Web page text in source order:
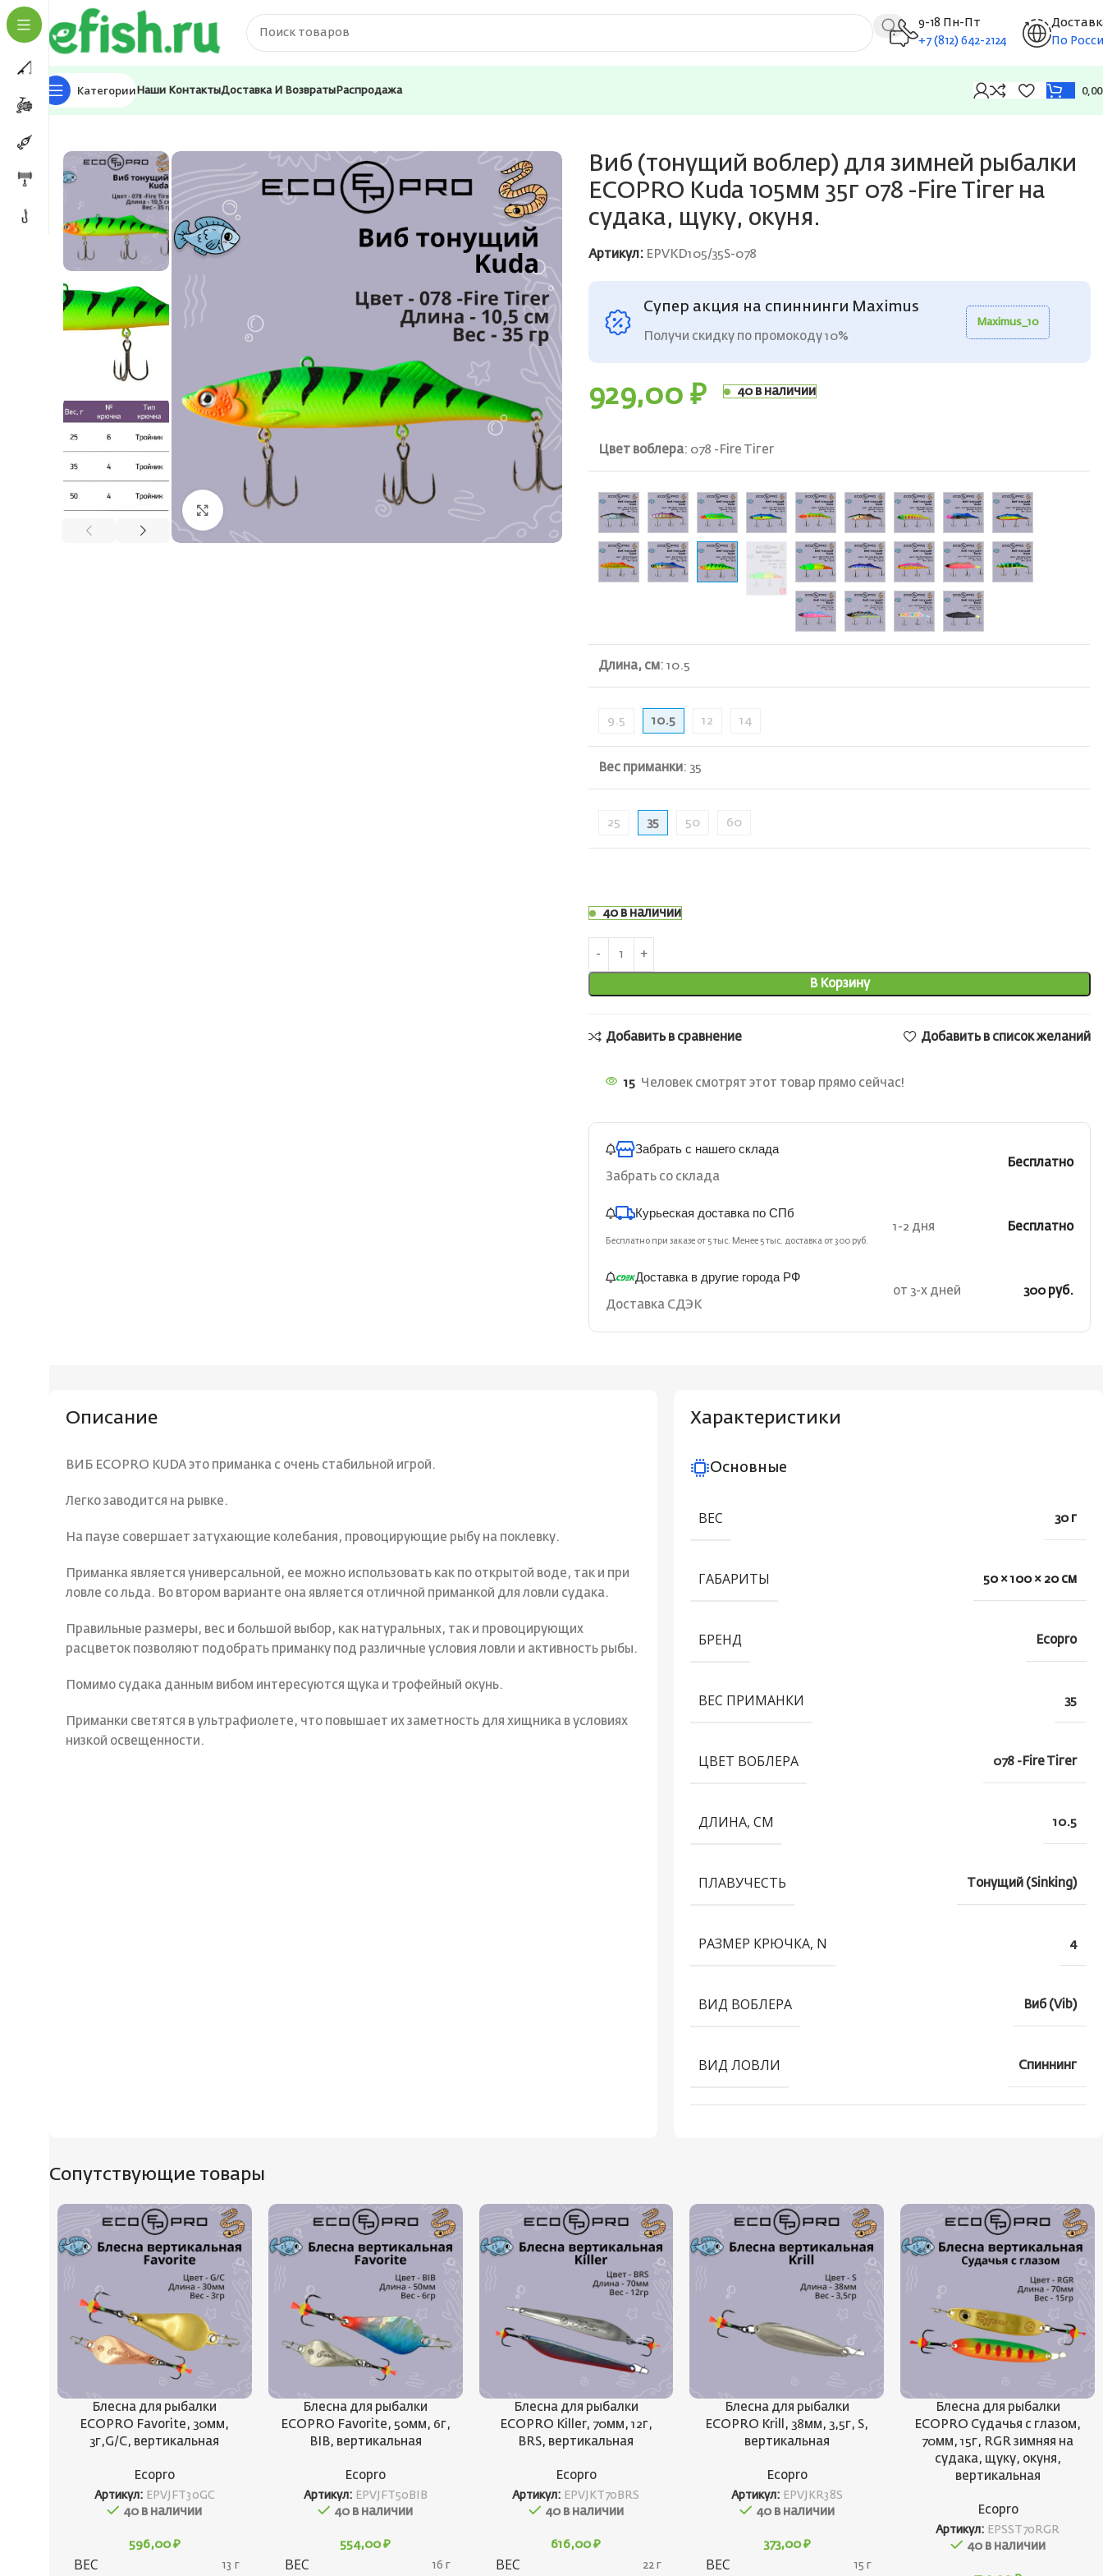
9-18 Пн-Пт
+7 (812) 642-2124
По
Категории Наши КонтактыДоставка И Возвраты Распродажа
Главная Приманки
Нажмите, чтобы увеличить
Виб (тонущий воблер) для зимней рыбалки
ECOPRO Kuda 105мм 35г 078 -Fire Tiгer на
судака, щуку, окуня.
Артикул: EPVKD105/35S-078
Супер акция на спиннинги Maximus
Получи скидку по промокоду 10%
Maximus_10
929,00 ₽ 40 в наличии
Цвет воблера: 078 -Fire Tiгer
Длина, см: 10.5
9.5 10.5 12 14
Вес приманки: 35
25 35 50 60
40 в наличии
В Корзину
Добавить в сравнение Добавить в список желаний
15 Человек смотрят этот товар прямо сейчас!
Забрать с нашего склада
Забрать со склада
Бесплатно
Курьеская доставка по СПб
Бесплатно при заказе от 5 тыс. Менее 5 тыс. доставка от 300 руб.
1-2 дня Бесплатно
Доставка в другие города РФ
Доставка СДЭК
от 3-х дней 300 руб.
Описание
ВИБ ECOPRO KUDA это приманка с очень стабильной игрой.
Легко заводится на рывке.
На паузе совершает затухающие колебания, провоцирующие рыбу на поклевку.
Приманка является универсальной, ее можно использовать как по открытой воде, так и при
ловле со льда. Во втором варианте она является отличной приманкой для ловли судака.
Правильные размеры, вес и большой выбор, как натуральных, так и провоцирующих
расцветок позволяют подобрать приманку под различные условия ловли и активность рыбы.
Помимо судака данным вибом интересуются щука и трофейный окунь.
Приманки светятся в ультрафиолете, что повышает их заметность для хищника в условиях
низкой освещенности.
Характеристики
Основные
ВЕС 30 г
ГАБАРИТЫ 50 × 100 × 20 см
БРЕНД Ecopro
ВЕС ПРИМАНКИ 35
ЦВЕТ ВОБЛЕРА 078 -Fire Tiгer
ДЛИНА, СМ 10.5
ПЛАВУЧЕСТЬ Тонущий (Sinking)
РАЗМЕР КРЮЧКА, N 4
ВИД ВОБЛЕРА Виб (Vib)
ВИД ЛОВЛИ Спиннинг
Сопутствующие товары
Блесна для рыбалки
ECOPRO Favorite, 30мм,
3г,G/C, вертикальная
Ecopro
Артикул: EPVJFT30GC
40 в наличии
596,00 ₽
ВЕС 13 г
Блесна для рыбалки
ECOPRO Favorite, 50мм, 6г,
BIB, вертикальная
Ecopro
Артикул: EPVJFT50BIB
40 в наличии
554,00₽
ВЕС 16 г
Блесна для рыбалки
ECOPRO Killer, 70мм, 12г,
BRS, вертикальная
Ecopro
Артикул: EPVJKT70BRS
40 в наличии
616,00₽
ВЕС 22 г
Блесна для рыбалки
ECOPRO Krill, 38мм, 3,5г, S,
вертикальная
Ecopro
Артикул: EPVJKR38S
40 в наличии
373,00 ₽
ВЕС 15 г
Блесна для рыбалки
ECOPRO Судачья с глазом,
70мм, 15г, RGR зимняя на
судака, щуку, окуня,
вертикальная
Ecopro
Артикул: EPSST70RGR
40 в наличии